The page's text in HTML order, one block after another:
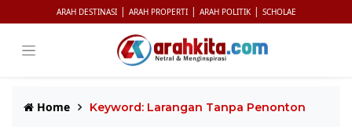
ARAH DESTINASI | ARAH PROPERTI | ARAH POLITIK | SCHOLAE
Home Keyword: Larangan Tanpa Penonton